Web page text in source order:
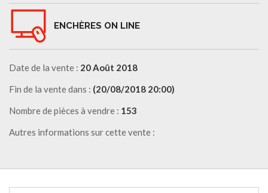
ENCHÈRES ON LINE
Date de la vente : 20 Août 2018
Fin de la vente dans : (20/08/2018 20:00)
Nombre de pièces à vendre : 153
Autres informations sur cette vente :